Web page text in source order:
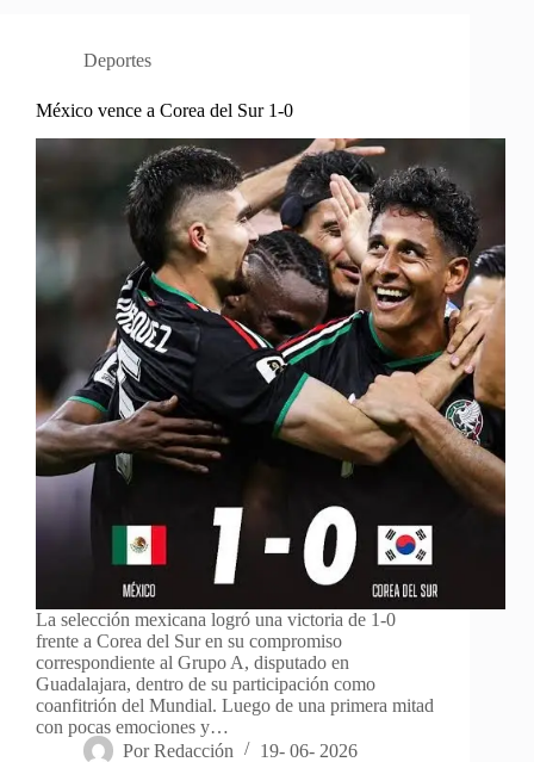
Deportes
México vence a Corea del Sur 1-0
La selección mexicana logró una victoria de 1-0
frente a Corea del Sur en su compromiso
correspondiente al Grupo A, disputado en
Guadalajara, dentro de su participación como
coanfitrión del Mundial. Luego de una primera mitad
con pocas emociones y…
Por Redacción 19- 06- 2026